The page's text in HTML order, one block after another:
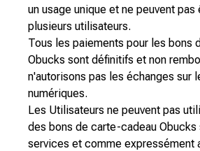
un usage unique et ne peuvent
plusieurs utilisateurs.
Tous les paiements pour les bons
Obucks sont définitifs et non
n'autorisons pas les échanges sur
numériques.
Les Utilisateurs ne peuvent pas
des bons de carte-cadeau Obucks
services et comme expressément